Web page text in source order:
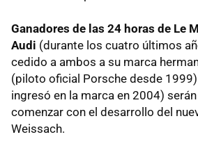
Ganadores de las 24 horas de Le
Audi (durante los cuatro últimos
cedido a ambos a su marca
(piloto oficial Porsche desde
ingresó en la marca en 2004)
comenzar con el desarrollo del
Weissach.